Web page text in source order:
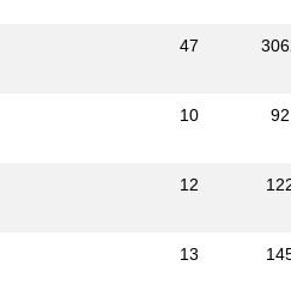
47
10 92
12
13